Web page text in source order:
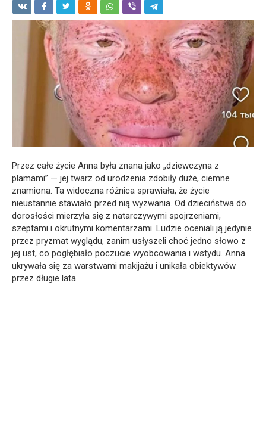
Przez całe życie Anna była znana jako „dziewczyna z
plamami” — jej twarz od urodzenia zdobiły duże, ciemne
znamiona. Ta widoczna różnica sprawiała, że życie
nieustannie stawiało przed nią wyzwania. Od dzieciństwa do
dorosłości mierzyła się z natarczywymi spojrzeniami,
szeptami i okrutnymi komentarzami. Ludzie oceniali ją jedynie
przez pryzmat wyglądu, zanim usłyszeli choć jedno słowo z
jej ust, co pogłębiało poczucie wyobcowania i wstydu. Anna
ukrywała się za warstwami makijażu i unikała obiektywów
przez długie lata.